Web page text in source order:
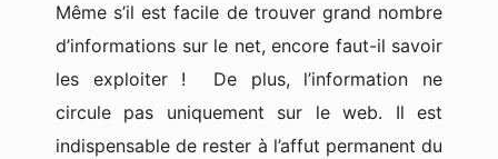
Même s’il est facile de trouver grand nombre
d’informations sur le net, encore faut-il savoir
les exploiter ! De plus, l’information ne
circule pas uniquement sur le web. Il est
indispensable de rester à l’affut permanent du